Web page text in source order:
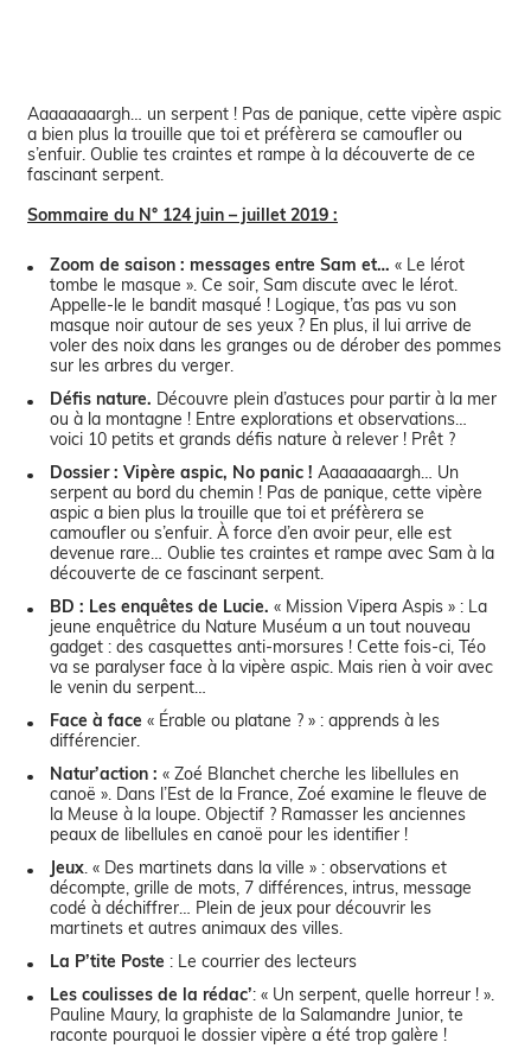
Aaaaaaaargh… un serpent ! Pas de panique, cette vipère aspic
a bien plus la trouille que toi et préfèrera se camoufler ou
s’enfuir. Oublie tes craintes et rampe à la découverte de ce
fascinant serpent.
Sommaire du N° 124 juin – juillet 2019 :
Zoom de saison : messages entre Sam et… « Le lérot
tombe le masque ». Ce soir, Sam discute avec le lérot.
Appelle-le le bandit masqué ! Logique, t’as pas vu son
masque noir autour de ses yeux ? En plus, il lui arrive de
voler des noix dans les granges ou de dérober des pommes
sur les arbres du verger.
Défis nature. Découvre plein d’astuces pour partir à la mer
ou à la montagne ! Entre explorations et observations…
voici 10 petits et grands défis nature à relever ! Prêt ?
Dossier : Vipère aspic, No panic ! Aaaaaaaargh… Un
serpent au bord du chemin ! Pas de panique, cette vipère
aspic a bien plus la trouille que toi et préfèrera se
camoufler ou s’enfuir. À force d’en avoir peur, elle est
devenue rare… Oublie tes craintes et rampe avec Sam à la
découverte de ce fascinant serpent.
BD : Les enquêtes de Lucie. « Mission Vipera Aspis » : La
jeune enquêtrice du Nature Muséum a un tout nouveau
gadget : des casquettes anti-morsures ! Cette fois-ci, Téo
va se paralyser face à la vipère aspic. Mais rien à voir avec
le venin du serpent…
Face à face« Érable ou platane ? » : apprends à les
différencier.
Natur’action : « Zoé Blanchet cherche les libellules en
canoë ». Dans l’Est de la France, Zoé examine le fleuve de
la Meuse à la loupe. Objectif ? Ramasser les anciennes
peaux de libellules en canoë pour les identifier !
Jeux . « Des martinets dans la ville » : observations et
décompte, grille de mots, 7 différences, intrus, message
codé à déchiffrer… Plein de jeux pour découvrir les
martinets et autres animaux des villes.
La P’tite Poste : Le courrier des lecteurs
Les coulisses de la rédac’: « Un serpent, quelle horreur ! ».
Pauline Maury, la graphiste de la Salamandre Junior, te
raconte pourquoi le dossier vipère a été trop galère !